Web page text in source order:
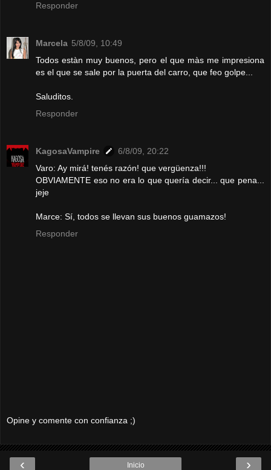
Responder
Marcela 5/8/09, 10:49
Todos estàn muy buenos, pero el que màs me impresiona
es el que se sale por la puerta del carro, que feo golpe...
Saluditos.
Responder
KagosaVampire
6/8/09, 20:22
Varo: Ay mirá! tenés razón! que vergüenza!!!
OBVIAMENTE eso no era lo que quería decir... que pena...
jeje
Marce: Sí, todos se llevan sus buenos guamazos!
Responder
Opine y comente con confianza ;)
‹ ›
Inicio